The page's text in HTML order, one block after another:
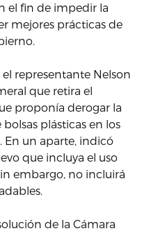
el fin de impedir la
mejores prácticas de
representante Nelson
que retira el
proponía derogar la
plásticas en los
En un aparte, indicó
que incluya el uso
embargo, no incluirá
de la Cámara